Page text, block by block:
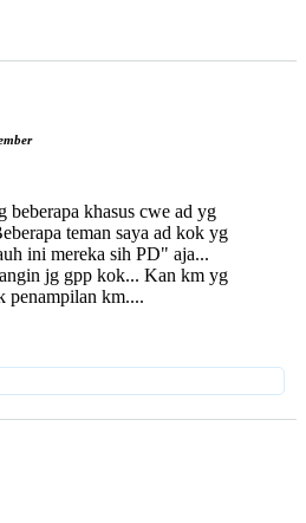
beberapa khasus cwe ad yg
teman saya ad kok yg
ini mereka sih PD" aja...
jg gpp kok... Kan km yg
penampilan km....